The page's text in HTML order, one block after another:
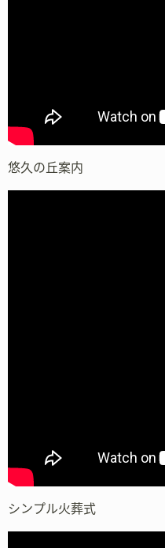
悠久の丘案内
シンプル火葬式